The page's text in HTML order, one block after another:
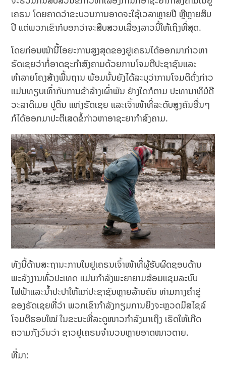
ເຄຣນ ໂດຍຄາດວ່າຂະບວນການອາດຈະໃຊ້ເວລາຫຼາຍປີ ຫຼືຫຼາຍສິບ
ປີ ແຕ່ພວກເຂົາກໍບອກວ່າຈະສືບສວນເລື່ອງລາວນີ້ໃຫ້ເຖິງທີ່ສຸດ.
ໂດຍກ່ອນໜ້ານີ້ໄອຍະການສູງສຸດຂອງຢູເຄຣນໄດ້ອອກມາກ່າວຫາ
ຣັດເຊຍວ່າກໍ່ອາດຊະກຳສົງຄາມດ້ວຍການໂຈມຕີປະຊາຊົນແລະ
ທຳລາຍໂຄງສ້າງພື້ນຖານ ພ້ອມນັ້ນຍັງໄດ້ລະບຸວ່າການໂຈມຕີດັ່ງກ່າວ
ແມ່ນທຽບເທົ່າກັບການຂ້າລ້າງເຜົ່າພັນ ຢ່າງໃດກໍຕາມ ປະທານາທິບໍດີ
ວະລາດິເມຍ ປູຕິນ ແຫ່ງຣັດເຊຍ ແລະເຈົ້າໜ້າທີ່ລະດັບສູງຄົນອື່ນໆ
ກໍໄດ້ອອກມາປະຕິເສດຂໍ້ກ່າວຫາອາຊະຍາກຳສົງຄາມ.
ທັງນີ້ດ້ານສະຖານະການໃນຢູເຄຣນເຈົ້າໜ້າທີ່ຜູ້ຮັບຜິດຊອບດ້ານ
ພະລັງງານທົ່ວປະເທດ ແມ່ນກຳລັງພະຍາຍາມສ້ອມແຊມລະບົບ
ໄຟຟ້າແລະນ້ຳປະປາໃຫ້ແກ່ປະຊາຊົນຫຼາຍລ້ານຄົນ ທ່າມກາງຄໍາຂູ່
ຂອງຣັດເຊຍທີ່ວ່າ ພວກເຂົາກຳລັງກຽມການຍິງຈະຫຼວດມິສໄຊລ໌
ໂຈມຕີຮອບໃໝ່ ໃນຂະນະທີ່ລະດູໜາວກຳລັງມາເຖິງ ເຮັດໃຫ້ເກີດ
ຄວາມກັງວົນວ່າ ຊາວຢູເຄຣນຈໍານວນຫຼາຍອາດໜາວຕາຍ.
ທີ່ມາ: